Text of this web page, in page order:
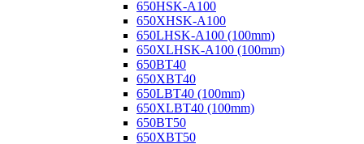
650HSK-A100
650XHSK-A100
650LHSK-A100 (100mm)
650XLHSK-A100 (100mm)
650BT40
650XBT40
650LBT40 (100mm)
650XLBT40 (100mm)
650BT50
650XBT50